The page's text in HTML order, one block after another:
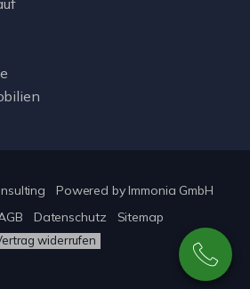
Powered byImmonia GmbH
Datenschutz Sitemap
widerrufen